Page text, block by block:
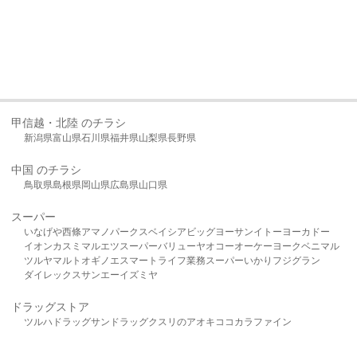
甲信越・北陸 のチラシ
新潟県富山県石川県福井県山梨県長野県
中国 のチラシ
鳥取県島根県岡山県広島県山口県
スーパー
いなげや西條アマノパークスベイシア ビッグヨーサンイトーヨーカドー
イオンカスミ マルエツスーパーバリューヤオコーオーケー ヨークベニマル
ツルヤマルト オギノ エスマート ライフ業務スーパーいかり フジグラン
ダイレックスサンエーイズミヤ
ドラッグストア
ツルハドラッグサンドラッグクスリのアオキ ココカラファイン